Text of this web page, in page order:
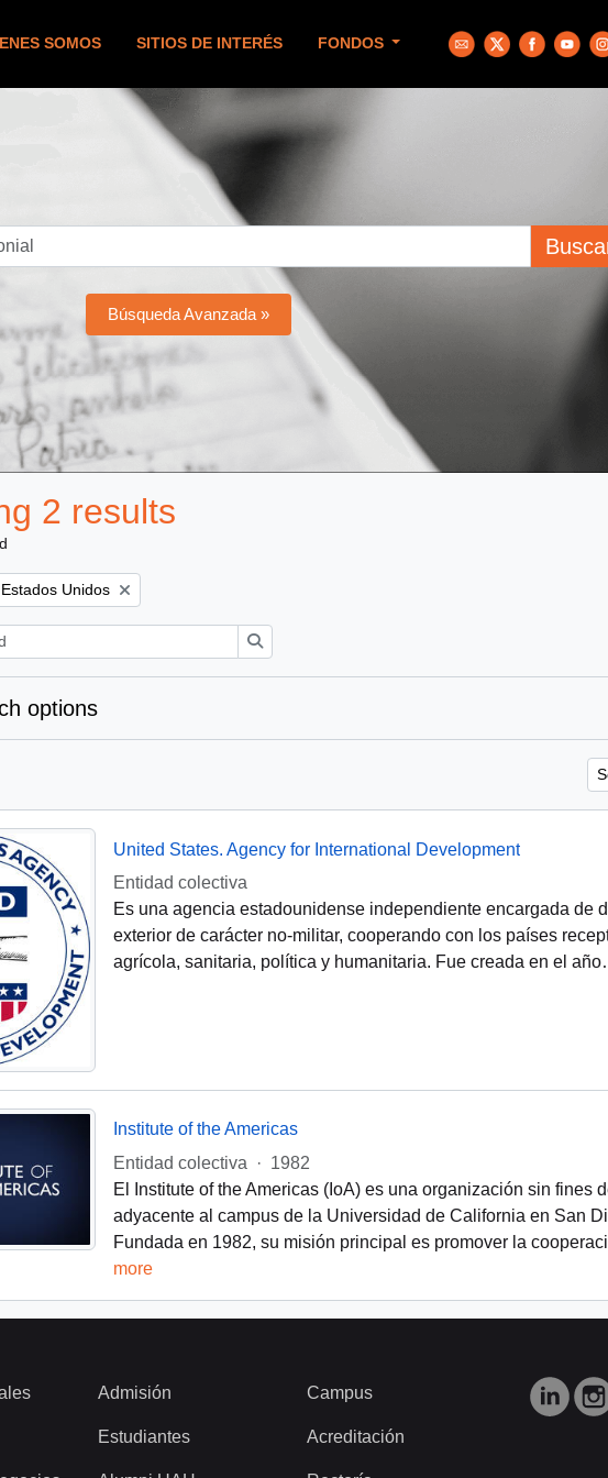
SOMOS SITIOS DE INTERÉS FONDOS
Búsqueda Avanzada »
2 results
Remove filter:
Estados Unidos
options
United States. Agency for International Development
Entidad colectiva
Es una agencia estadounidense independiente encargada de
exterior de carácter no-militar, cooperando con los países
agrícola, sanitaria, política y humanitaria. Fue creada en el año
Institute of the Americas
Entidad colectiva
· 1982
El Institute of the Americas (IoA) es una organización sin fines
adyacente al campus de la Universidad de California en San
Fundada en 1982, su misión principal es promover la
more
Admisión
Estudiantes
Campus
Acreditación